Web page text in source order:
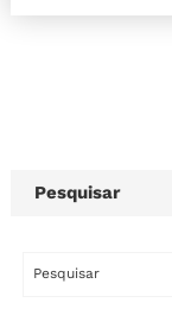
Pesquisar